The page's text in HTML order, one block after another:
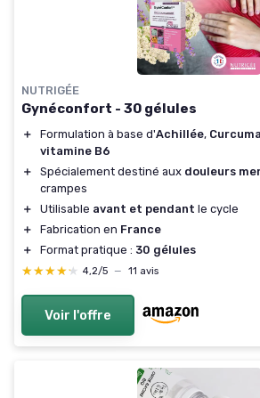
NUTRIGÉE
Gynéconfort - 30 gélules
＋ Formulation à base d'Achillée, Curcuma
vitamine B6
＋
Spécialement destiné aux douleurs
crampes
＋
Utilisable avant et pendant le cycle
＋
Fabrication en France
＋
Format pratique : 30 gélules
★★★★★
★★★★★ 4,2/5 — 11 avis
Voir l'offre